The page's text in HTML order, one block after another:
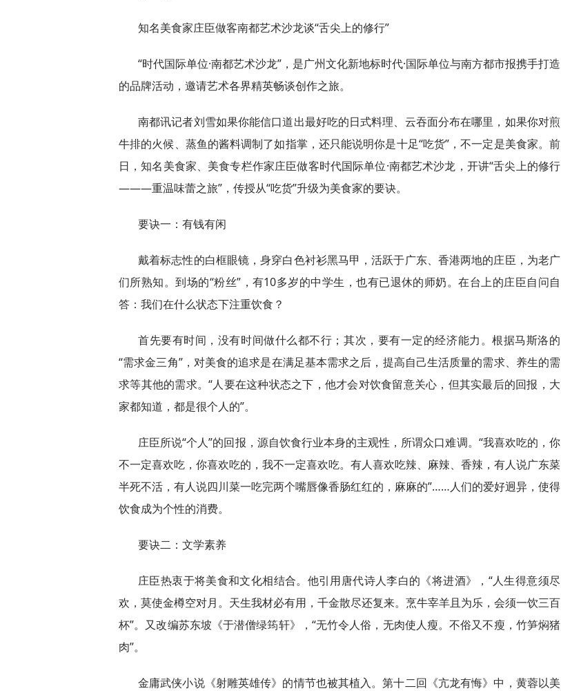
知名美食家庄臣做客南都艺术沙龙谈“舌尖上的修行”
“时代国际单位·南都艺术沙龙”，是广州文化新地标时代·国际单位与南方都市报携手打造
的品牌活动，邀请艺术各界精英畅谈创作之旅。
南都讯记者刘雪如果你能信口道出最好吃的日式料理、云吞面分布在哪里，如果你对煎
牛排的火候、蒸鱼的酱料调制了如指掌，还只能说明你是十足“吃货”，不一定是美食家。前
日，知名美食家、美食专栏作家庄臣做客时代国际单位·南都艺术沙龙，开讲“舌尖上的修行
———重温味蕾之旅”，传授从“吃货”升级为美食家的要诀。
要诀一：有钱有闲
戴着标志性的白框眼镜，身穿白色衬衫黑马甲，活跃于广东、香港两地的庄臣，为老广
们所熟知。到场的“粉丝”，有10多岁的中学生，也有已退休的师奶。在台上的庄臣自问自
答：我们在什么状态下注重饮食？
首先要有时间，没有时间做什么都不行；其次，要有一定的经济能力。根据马斯洛的
“需求金三角”，对美食的追求是在满足基本需求之后，提高自己生活质量的需求、养生的需
求等其他的需求。“人要在这种状态之下，他才会对饮食留意关心，但其实最后的回报，大
家都知道，都是很个人的”。
庄臣所说“个人”的回报，源自饮食行业本身的主观性，所谓众口难调。“我喜欢吃的，你
不一定喜欢吃，你喜欢吃的，我不一定喜欢吃。有人喜欢吃辣、麻辣、香辣，有人说广东菜
半死不活，有人说四川菜一吃完两个嘴唇像香肠红红的，麻麻的”……人们的爱好迥异，使得
饮食成为个性的消费。
要诀二：文学素养
庄臣热衷于将美食和文化相结合。他引用唐代诗人李白的《将进酒》，“人生得意须尽
欢，莫使金樽空对月。天生我材必有用，千金散尽还复来。烹牛宰羊且为乐，会须一饮三百
杯”。又改编苏东坡《于潜僧绿筠轩》，“无竹令人俗，无肉使人瘦。不俗又不瘦，竹笋焖猪
肉”。
金庸武侠小说《射雕英雄传》的情节也被其植入。第十二回《亢龙有悔》中，黄蓉以美